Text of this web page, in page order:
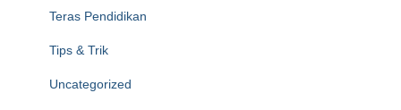
Teras Pendidikan
Tips & Trik
Uncategorized